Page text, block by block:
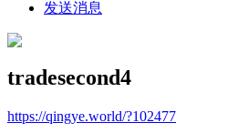
发送消息
tradesecond4
https://qingye.world/?102477